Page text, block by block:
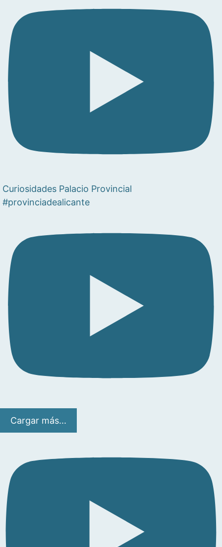
Curiosidades Palacio Provincial
#provinciadealicante
Cargar más...